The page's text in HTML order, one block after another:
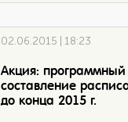
02.06.2015 | 18:23
Акция: программный
составление
до конца 2015 г.